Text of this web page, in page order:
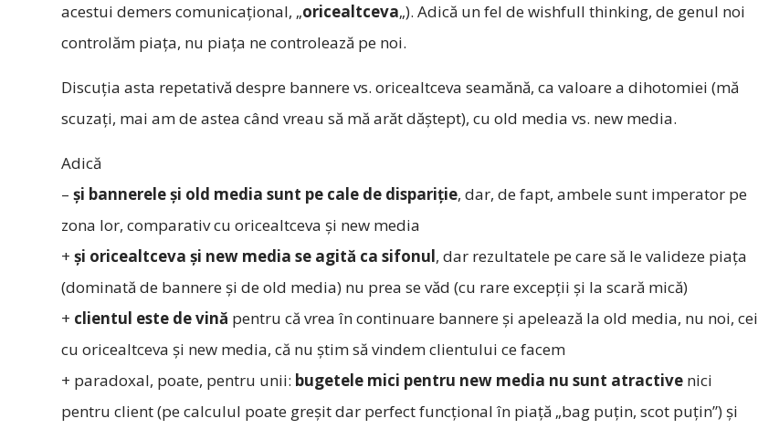
acestui demers comunicaţional, „oricealtceva„). Adică un fel de wishfull thinking, de genul noi
controlăm piaţa, nu piaţa ne controlează pe noi.
Discuţia asta repetativă despre bannere vs. oricealtceva seamănă, ca valoare a dihotomiei (mă
scuzaţi, mai am de astea când vreau să mă arăt dăştept), cu old media vs. new media.
Adică
– şi bannerele şi old media sunt pe cale de dispariţie, dar, de fapt, ambele sunt imperator pe
zona lor, comparativ cu oricealtceva şi new media
+ şi oricealtceva şi new media se agită ca sifonul, dar rezultatele pe care să le valideze piaţa
(dominată de bannere şi de old media) nu prea se văd (cu rare excepţii şi la scară mică)
+ clientul este de vină pentru că vrea în continuare bannere şi apelează la old media, nu noi, cei
cu oricealtceva şi new media, că nu ştim să vindem clientului ce facem
+ paradoxal, poate, pentru unii: bugetele mici pentru new media nu sunt atractivenici
pentru client (pe calculul poate greşit dar perfect funcţional în piaţă „bag puţin, scot puţin”) şi